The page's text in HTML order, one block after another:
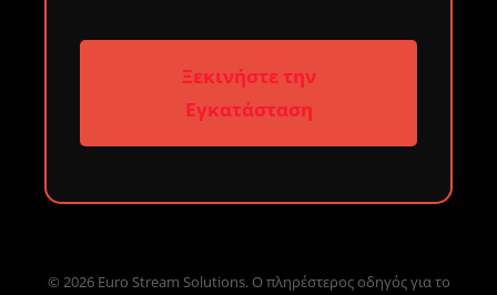
Ξεκινήστε την
Εγκατάσταση
© 2026 Euro Stream Solutions. Ο πληρέστερος οδηγός για το